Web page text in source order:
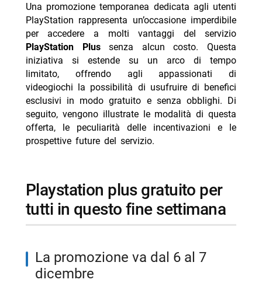
- il futuro di playstation plus e le novità attese
-- la fine di un’era per playstation plus a partire da
gennaio 2026
-- Scopri di più da Jump the shark
-- RispondiAnnulla risposta
- Ascolti TV 8 agosto 2026: Ciao Darwin batte tutti
- Milan-Chelsea amichevole stasera Nove 21:30
differita
- Ascolti TV 7 agosto 2026 Tim Summer Hits batte
L’Erede
Una promozione temporanea dedicata agli utenti
PlayStation rappresenta un’occasione imperdibile
per accedere a molti vantaggi del servizio
PlayStation Plussenza alcun costo. Questa
iniziativa si estende su un arco di tempo
limitato, offrendo agli appassionati di
videogiochi la possibilità di usufruire di benefici
esclusivi in modo gratuito e senza obblighi. Di
seguito, vengono illustrate le modalità di questa
offerta, le peculiarità delle incentivazioni e le
prospettive future del servizio.
playstation plus gratuito per
tutti in questo fine settimana
la promozione va dal 6 al 7
dicembre